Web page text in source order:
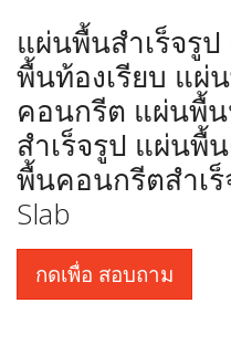
แผ่นพื้นสำเร็จรู
พื้นท้องเรียบ แผ่
คอนกรีต แผ่นพื้
สำเร็จรูป แผ่นพื้
พื้นคอนกรีตสำเ
Slab
กดเพื่อ สอบถาม